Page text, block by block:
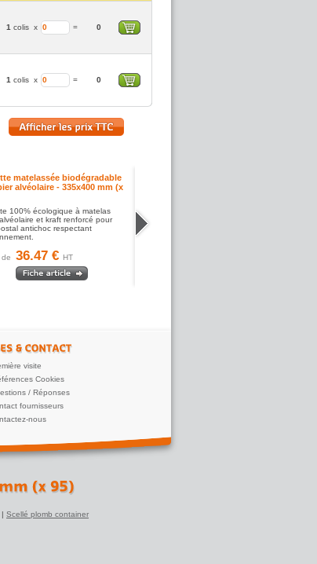
1 colis x = 0
1 colis x = 0
matelassée biodégradable
alvéolaire - 335x400 mm (x
100% écologique à matelas
et kraft renforcé pour
antichoc respectant
de 36.47 € HT
visite
Cookies
/ Réponses
fournisseurs
nous
| Scellé plomb container